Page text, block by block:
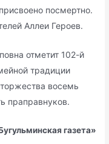
посмертно.
Аллеи Героев.
отметит 102-й
традиции
восемь
праправнуков.
газета»